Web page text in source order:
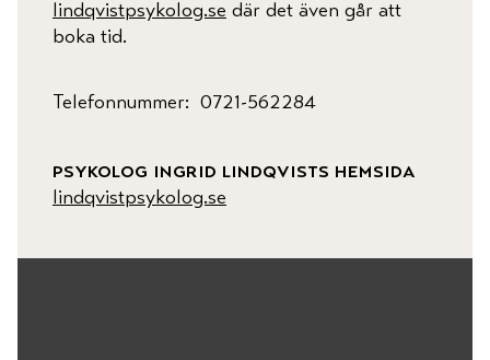
lindqvistpsykolog.se där det även går att
boka tid.
Telefonnummer: 0721-562284
psykolog ingrid lindqvists hemsida
lindqvistpsykolog.se